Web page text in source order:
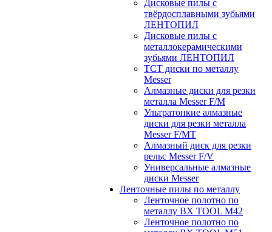
Дисковые пилы с
твёрдосплавными зубьями
ЛЕНТОПИЛ
Дисковые пилы с
металлокерамическими
зубьями ЛЕНТОПИЛ
ТСТ диски по металлу
Messer
Алмазные диски для резки
металла Messer F/M
Ультратонкие алмазные
диски для резки металла
Messer F/MT
Алмазный диск для резки
рельс Messer F/V
Универсальные алмазные
диски Messer
Ленточные пилы по металлу
Ленточное полотно по
металлу BX TOOL M42
Ленточное полотно по